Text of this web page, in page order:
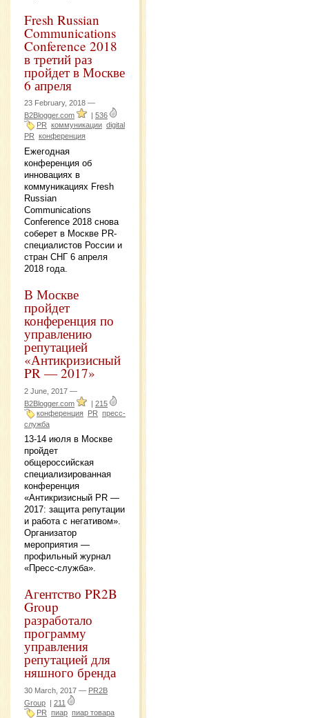
Fresh Russian
Communications
Conference 2018
в третий раз
пройдет в Москве
6 апреля
23 February, 2018 —
B2Blogger.com
536
PR коммуникации digital
PR конференция
Ежегодная
конференция об
инновациях в
коммуникациях Fresh
Russian
Communications
Conference 2018 снова
соберет в Москве PR-
специалистов России и
стран СНГ 6 апреля
2018 года.
В Москве
пройдет
конференция по
управлению
репутацией
«Антикризисный
PR — 2017»
2 June, 2017 —
B2Blogger.com
| 215
конференция PR пресс-
служба
13-14 июля в Москве
пройдет
общероссийская
специализированная
конференция
«Антикризисный PR —
2017: защита репутации
и работа с негативом».
Организатор
мероприятия —
профильный журнал
«Пресс-служба».
Агентство PR2B
Group
разработало
программу
управления
репутацией для
няшного бренда
30 March, 2017 — PR2B
Group | 211
PR пиар пиар товара